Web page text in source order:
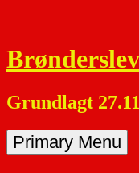
content
Grundlagt
Primary Menu